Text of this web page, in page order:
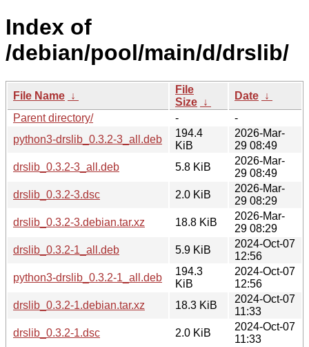
Index of
/debian/pool/main/d/drslib/
File Name ↓
File
Size ↓
Date ↓
Parent directory/
-
-
python3-drslib_0.3.2-3_all.deb
194.4
KiB
2026-Mar-
29 08:49
drslib_0.3.2-3_all.deb
5.8 KiB
2026-Mar-
29 08:49
drslib_0.3.2-3.dsc
2.0 KiB
2026-Mar-
29 08:29
drslib_0.3.2-3.debian.tar.xz
18.8 KiB
2026-Mar-
29 08:29
drslib_0.3.2-1_all.deb
5.9 KiB
2024-Oct-07
12:56
python3-drslib_0.3.2-1_all.deb
194.3
KiB
2024-Oct-07
12:56
drslib_0.3.2-1.debian.tar.xz
18.3 KiB
2024-Oct-07
11:33
drslib_0.3.2-1.dsc
2.0 KiB
2024-Oct-07
11:33